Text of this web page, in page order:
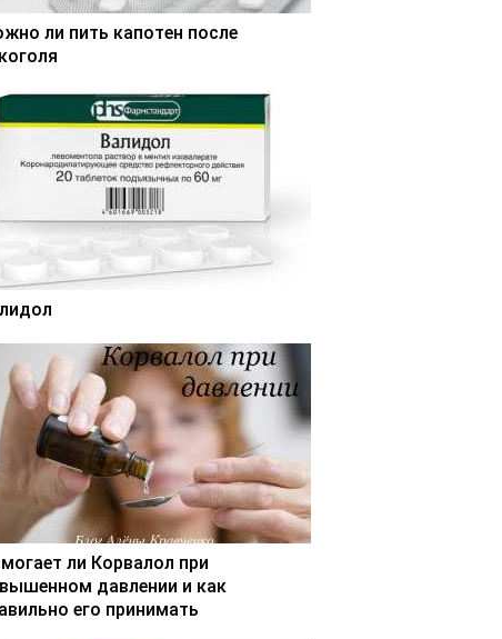
ли пить капотен после
ли Корвалол при
давлении и как
его принимать